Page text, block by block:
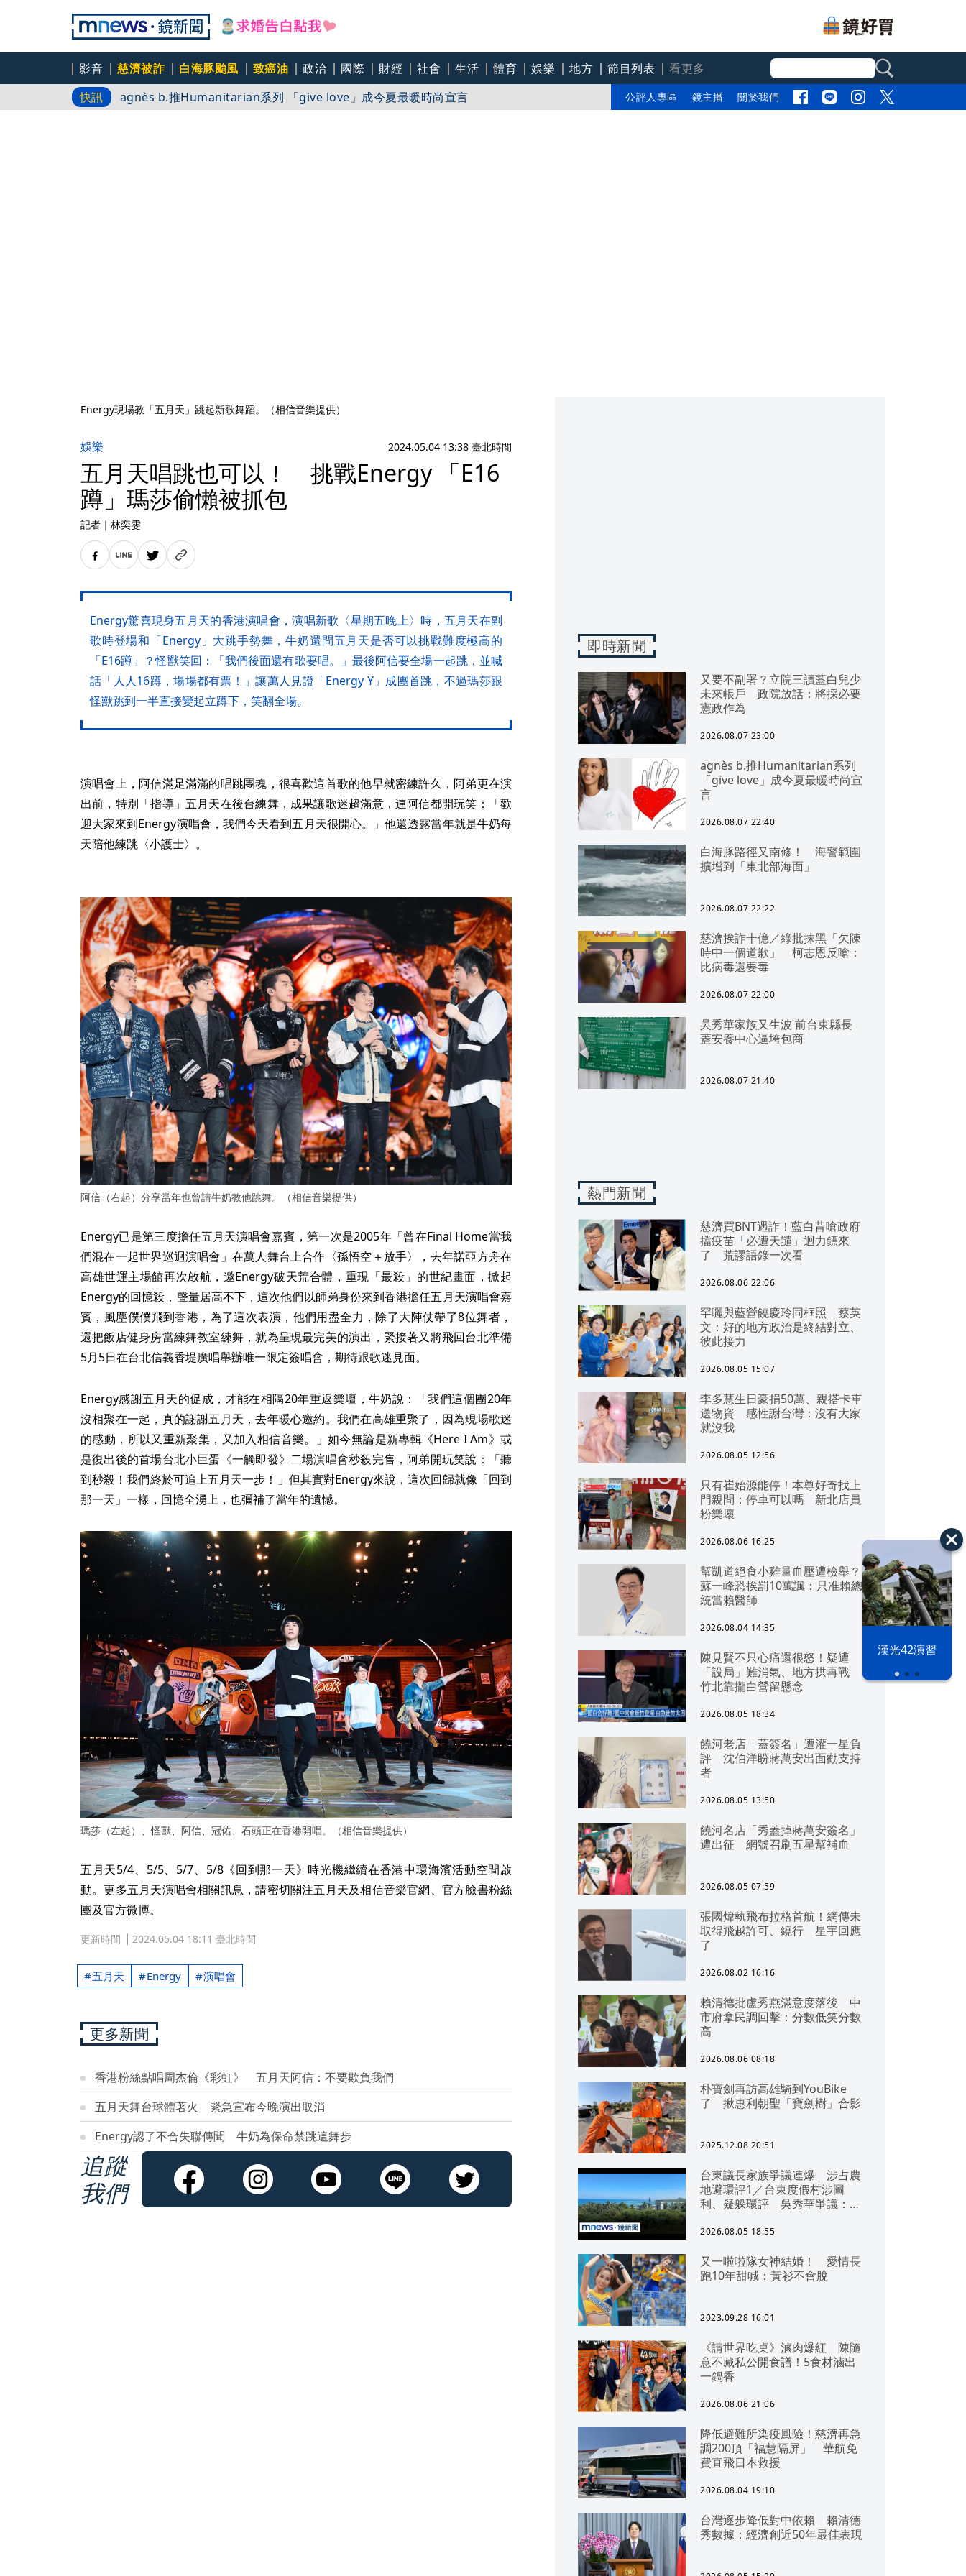
影音 慈濟被詐 白海豚颱風 致癌油 政治 國際 財經 社會 生活 體育 娛樂 地方 節目列表
看更多
快訊
agnès b.推Humanitarian系列 「give love」成今夏最暖時尚宣言
白海豚路徑又南修！ 海警範圍擴增到「東北部海面」
公評人專區 鏡主播 關於我們
漢光42演習
Energy現場教「五月天」跳起新歌舞蹈。（相信音樂提供）
娛樂 2024.05.04 13:38 臺北時間
五月天唱跳也可以！ 挑戰Energy 「E16
蹲」瑪莎偷懶被抓包
記者 ｜ 林奕雯
Energy驚喜現身五月天的香港演唱會，演唱新歌〈星期五晚上〉時，五月天在副
歌時登場和「Energy」大跳手勢舞，牛奶還問五月天是否可以挑戰難度極高的
「E16蹲」？怪獸笑回：「我們後面還有歌要唱。」最後阿信要全場一起跳，並喊
話「人人16蹲，場場都有票！」讓萬人見證「Energy Y」成團首跳，不過瑪莎跟
怪獸跳到一半直接變起立蹲下，笑翻全場。
演唱會上，阿信滿足滿滿的唱跳團魂，很喜歡這首歌的他早就密練許久，阿弟更在演
出前，特別「指導」五月天在後台練舞，成果讓歌迷超滿意，連阿信都開玩笑：「歡
迎大家來到Energy演唱會，我們今天看到五月天很開心。」他還透露當年就是牛奶每
天陪他練跳〈小護士〉。
阿信（右起）分享當年也曾請牛奶教他跳舞。（相信音樂提供）
Energy已是第三度擔任五月天演唱會嘉賓，第一次是2005年「曾在Final Home當我
們混在一起世界巡迴演唱會」在萬人舞台上合作〈孫悟空＋放手〉，去年諾亞方舟在
高雄世運主場館再次啟航，邀Energy破天荒合體，重現「最殺」的世紀畫面，掀起
Energy的回憶殺，聲量居高不下，這次他們以師弟身份來到香港擔任五月天演唱會嘉
賓，風塵僕僕飛到香港，為了這次表演，他們用盡全力，除了大陣仗帶了8位舞者，
還把飯店健身房當練舞教室練舞，就為呈現最完美的演出，緊接著又將飛回台北準備
5月5日在台北信義香堤廣唱舉辦唯一限定簽唱會，期待跟歌迷見面。
Energy感謝五月天的促成，才能在相隔20年重返樂壇，牛奶說：「我們這個團20年
沒相聚在一起，真的謝謝五月天，去年暖心邀約。我們在高雄重聚了，因為現場歌迷
的感動，所以又重新聚集，又加入相信音樂。」如今無論是新專輯《Here I Am》或
是復出後的首場台北小巨蛋《一觸即發》二場演唱會秒殺完售，阿弟開玩笑說：「聽
到秒殺！我們終於可追上五月天一步！」但其實對Energy來說，這次回歸就像「回到
那一天」一樣，回憶全湧上，也彌補了當年的遺憾。
瑪莎（左起）、怪獸、阿信、冠佑、石頭正在香港開唱。（相信音樂提供）
五月天5/4、5/5、5/7、5/8《回到那一天》時光機繼續在香港中環海濱活動空間啟
動。更多五月天演唱會相關訊息，請密切關注五月天及相信音樂官網、官方臉書粉絲
團及官方微博。
更新時間 2024.05.04 18:11 臺北時間
五月天 Energy 演唱會
更多新聞
香港粉絲點唱周杰倫《彩虹》 五月天阿信：不要欺負我們
五月天舞台球體著火 緊急宣布今晚演出取消
Energy認了不合失聯傳聞 牛奶為保命禁跳這舞步
追蹤
我們
即時新聞
又要不副署？立院三讀藍白兒少
未來帳戶 政院放話：將採必要
憲政作為
2026.08.07 23:00
agnès b.推Humanitarian系列
「give love」成今夏最暖時尚宣
言
2026.08.07 22:40
白海豚路徑又南修！ 海警範圍
擴增到「東北部海面」
2026.08.07 22:22
慈濟挨詐十億／綠批抹黑「欠陳
時中一個道歉」 柯志恩反嗆：
比病毒還要毒
2026.08.07 22:00
吳秀華家族又生波 前台東縣長
蓋安養中心逼垮包商
2026.08.07 21:40
熱門新聞
慈濟買BNT遇詐！藍白昔嗆政府
擋疫苗「必遭天譴」迴力鏢來
了 荒謬語錄一次看
2026.08.06 22:06
罕曬與藍營饒慶玲同框照 蔡英
文：好的地方政治是終結對立、
彼此接力
2026.08.05 15:07
李多慧生日豪捐50萬、親搭卡車
送物資 感性謝台灣：沒有大家
就沒我
2026.08.05 12:56
只有崔始源能停！本尊好奇找上
門親問：停車可以嗎 新北店員
粉樂壞
2026.08.06 16:25
幫凱道絕食小雞量血壓遭檢舉？
蘇一峰恐挨罰10萬諷：只准賴總
統當賴醫師
2026.08.04 14:35
陳見賢不只心痛還很怒！疑遭
「設局」難消氣、地方拱再戰
竹北靠攏白營留懸念
2026.08.05 18:34
饒河老店「蓋簽名」遭灌一星負
評 沈伯洋盼蔣萬安出面勸支持
者
2026.08.05 13:50
饒河名店「秀蓋掉蔣萬安簽名」
遭出征 網號召刷五星幫補血
2026.08.05 07:59
張國煒執飛布拉格首航！網傳未
取得飛越許可、繞行 星宇回應
了
2026.08.02 16:16
賴清德批盧秀燕滿意度落後 中
市府拿民調回擊：分數低笑分數
高
2026.08.06 08:18
朴寶劍再訪高雄騎到YouBike
了 揪惠利朝聖「寶劍樹」合影
2025.12.08 20:51
台東議長家族爭議連爆 涉占農
地避環評1／台東度假村涉圖
利、疑躲環評 吳秀華爭議：概
2026.08.05 18:55
又一啦啦隊女神結婚！ 愛情長
跑10年甜喊：黃衫不會脫
2023.09.28 16:01
《請世界吃桌》滷肉爆紅 陳隨
意不藏私公開食譜！5食材滷出
一鍋香
2026.08.06 21:06
降低避難所染疫風險！慈濟再急
調200頂「福慧隔屏」 華航免
費直飛日本救援
2026.08.04 19:10
台灣逐步降低對中依賴 賴清德
秀數據：經濟創近50年最佳表現